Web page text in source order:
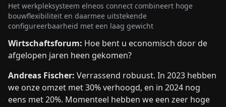
Het werkpleksysteem elneos connect combineert hoge
bouwflexibiliteit en daarmee uitstekende
configureerbaarheid met een laag gewicht
Wirtschaftsforum: Hoe bent u economisch door de
afgelopen jaren heen gekomen?
Andreas Fischer: Verrassend robuust. In 2023 hebben
we onze omzet met 30% verhoogd, en in 2024 nog
eens met 20%. Momenteel hebben we een zeer hoge